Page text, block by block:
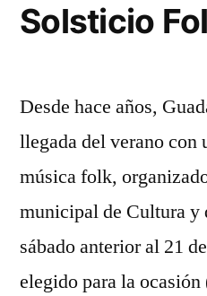
Solsticio
Desde hace años,
llegada del verano con
música folk,
municipal de Cultura y
sábado anterior al 21
elegido para la ocasión